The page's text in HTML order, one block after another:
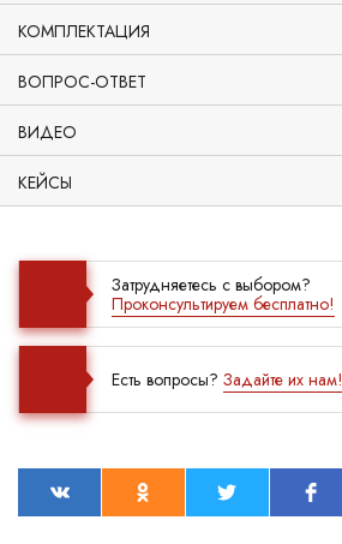
КОМПЛЕКТАЦИЯ
ВОПРОС-ОТВЕТ
ВИДЕО
КЕЙСЫ
Затрудняетесь с выбором?
Проконсультируем бесплатно!
Есть вопросы? Задайте их нам!